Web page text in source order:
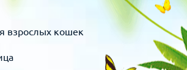
взрослых кошек